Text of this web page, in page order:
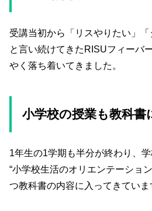
受講当初から「リスやりたい」「
と言い続けてきたRISUフィーバ
やく落ち着いてきました。
小学校の授業も教科書
1年生の1学期も半分が終わり、
“小学校生活のオリエンテーショ
つ教科書の内容に入ってきていま